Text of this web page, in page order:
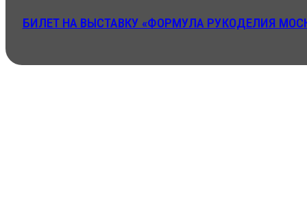
БИЛЕТ НА ВЫСТАВКУ «ФОРМУЛА РУКОДЕЛИЯ